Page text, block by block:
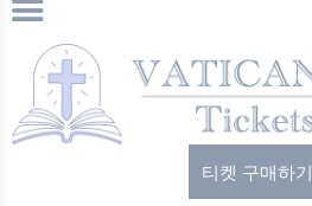
티켓 구매하기